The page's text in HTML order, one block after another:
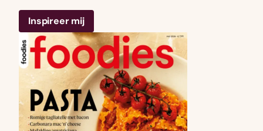
Inspireer mij